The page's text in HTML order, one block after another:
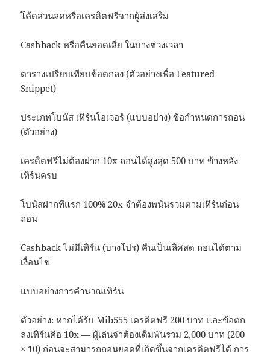
โค้ดส่วนลดหรือเครดิตฟรีจากผู้ส่งเสริม
Cashback หรือคืนยอดเสีย ในบางช่วงเวลา
ตารางเปรียบเทียบข้อตกลง (ตัวอย่างเพื่อ Featured
Snippet)
ประเภทโบนัส เทิร์นโอเวอร์ (แบบอย่าง) ข้อกำหนดการถอน
(ตัวอย่าง)
เครดิตฟรีไม่ต้องฝาก 10x ถอนได้สูงสุด 500 บาท ข้างหลัง
เทิร์นครบ
โบนัสฝากทีแรก 100% 20x จำต้องพนันรวมตามเทิร์นก่อน
ถอน
Cashback ไม่มีเทิร์น (บางโปร) คืนเป็นเลิศสด ถอนได้ตาม
เงื่อนไข
แบบอย่างการคำนวณเทิร์น
ตัวอย่าง: หากได้รับMib555 เครดิตฟรี 200 บาท และข้อตก
ลงเทิร์นคือ 10x — ผู้เล่นจำต้องเดิมพันรวม 2,000 บาท (200
× 10) ก่อนจะสามารถถอนยอดที่เกิดขึ้นจากเครดิตฟรีได้ การ